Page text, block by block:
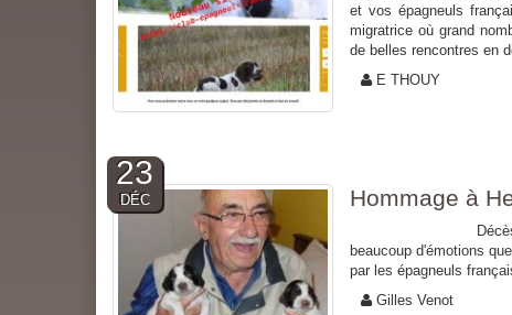
et vos épagneuls
migratrice où grand
de belles rencontres en
E THOUY
23
DÉC Hommage à
Décès de M.
beaucoup d'émotions
par les épagneuls
Gilles Venot